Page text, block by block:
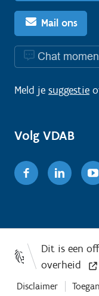
Mail ons
Chat
Meld je suggestie
Volg VDAB
Facebook
Disclaimer